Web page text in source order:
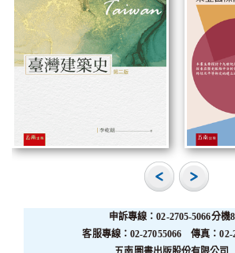
申訴專線：02-2705-5066分機
客服專線：02-27055066 傳真：02-